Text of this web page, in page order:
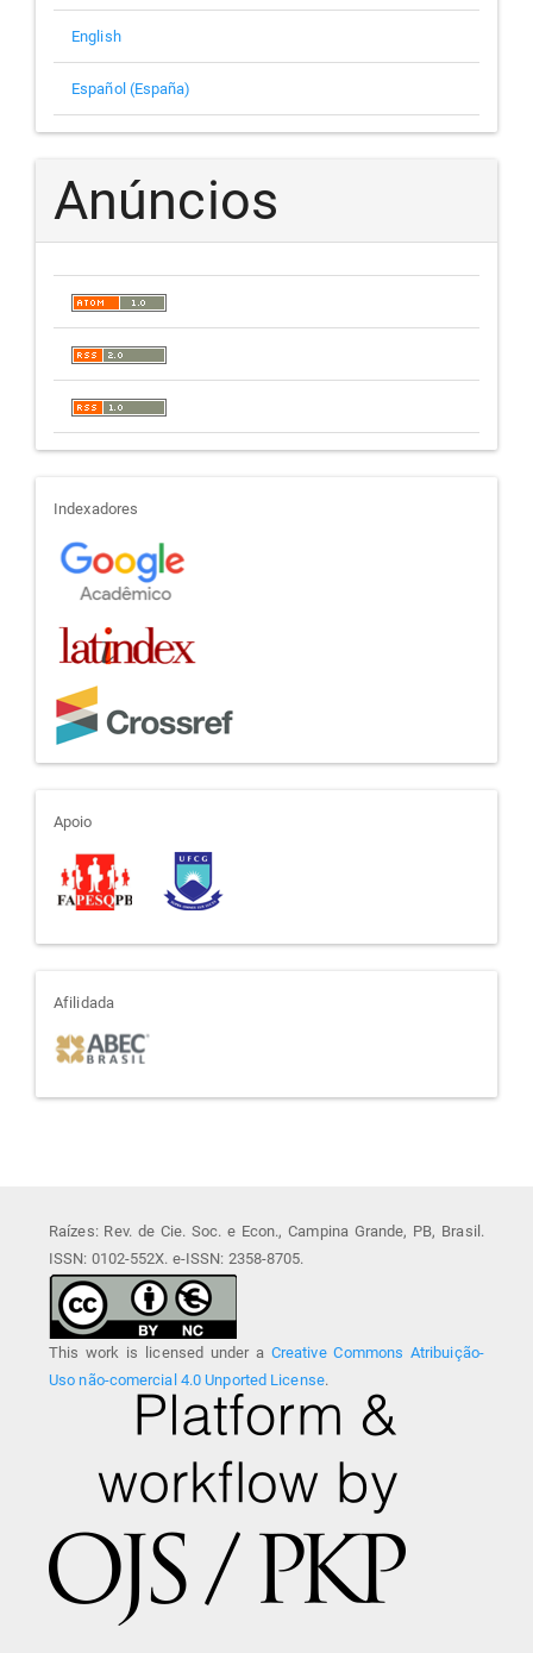
English
Español (España)
Anúncios
indexadores
Indexadores
apoio
Apoio
afiliada
Afilidada
Raízes: Rev. de Cie. Soc. e Econ., Campina Grande, PB, Brasil.
ISSN: 0102-552X. e-ISSN: 2358-8705.
This work is licensed under a Creative Commons Atribuição-
Uso não-comercial 4.0 Unported License.